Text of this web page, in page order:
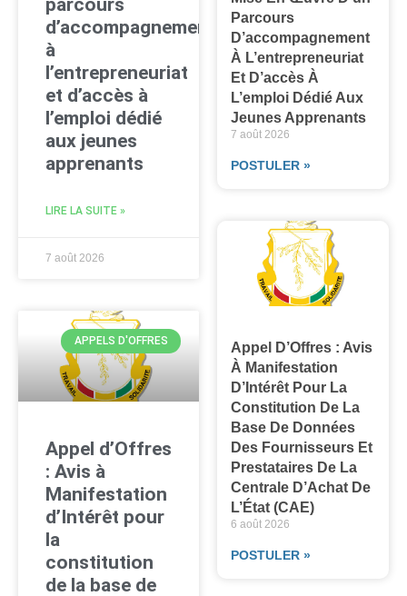
parcours
d’accompagnement
à
l’entrepreneuriat
et d’accès à
l’emploi dédié
aux jeunes
apprenants
LIRE LA SUITE »
7 août 2026
APPELS D'OFFRES
Appel d’Offres
: Avis à
Manifestation
d’Intérêt pour
la
constitution
de la base de
Parcours
D’accompagnement
À L’entrepreneuriat
Et D’accès À
L’emploi Dédié Aux
Jeunes Apprenants
7 août 2026
POSTULER »
Appel D’Offres : Avis
À Manifestation
D’Intérêt Pour La
Constitution De La
Base De Données
Des Fournisseurs Et
Prestataires De La
Centrale D’Achat De
L’État (CAE)
6 août 2026
POSTULER »